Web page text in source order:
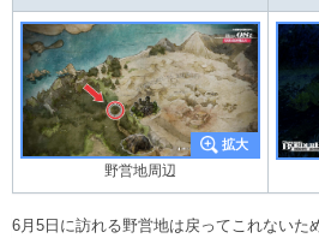
野営地周辺
6月5日に訪れる野営地は戻ってこれないた